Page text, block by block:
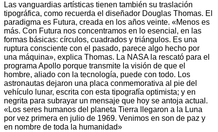
Las vanguardias artísticas tienen también su traslación
tipográfica, como recuerda el diseñador Douglas Thomas. El
paradigma es Futura, creada en los años veinte. «Menos es
más. Con Futura nos concentramos en lo esencial, en las
formas básicas: círculos, cuadrados y triángulos. Es una
ruptura consciente con el pasado, parece algo hecho por
una máquina», explica Thomas. La NASA la rescató para el
programa Apollo porque transmite la visión de que el
hombre, aliado con la tecnología, puede con todo. Los
astronautas dejaron una placa conmemorativa al pie del
vehículo lunar, escrita con esta tipografía optimista; y en
negrita para subrayar un mensaje que hoy se antoja actual.
«Los seres humanos del planeta Tierra llegaron a la Luna
por vez primera en julio de 1969. Venimos en son de paz y
en nombre de toda la humanidad»